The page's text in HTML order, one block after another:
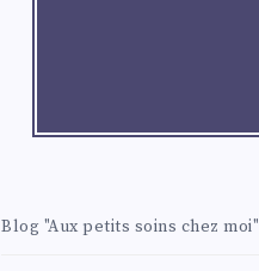
Blog "Aux petits soins chez moi"